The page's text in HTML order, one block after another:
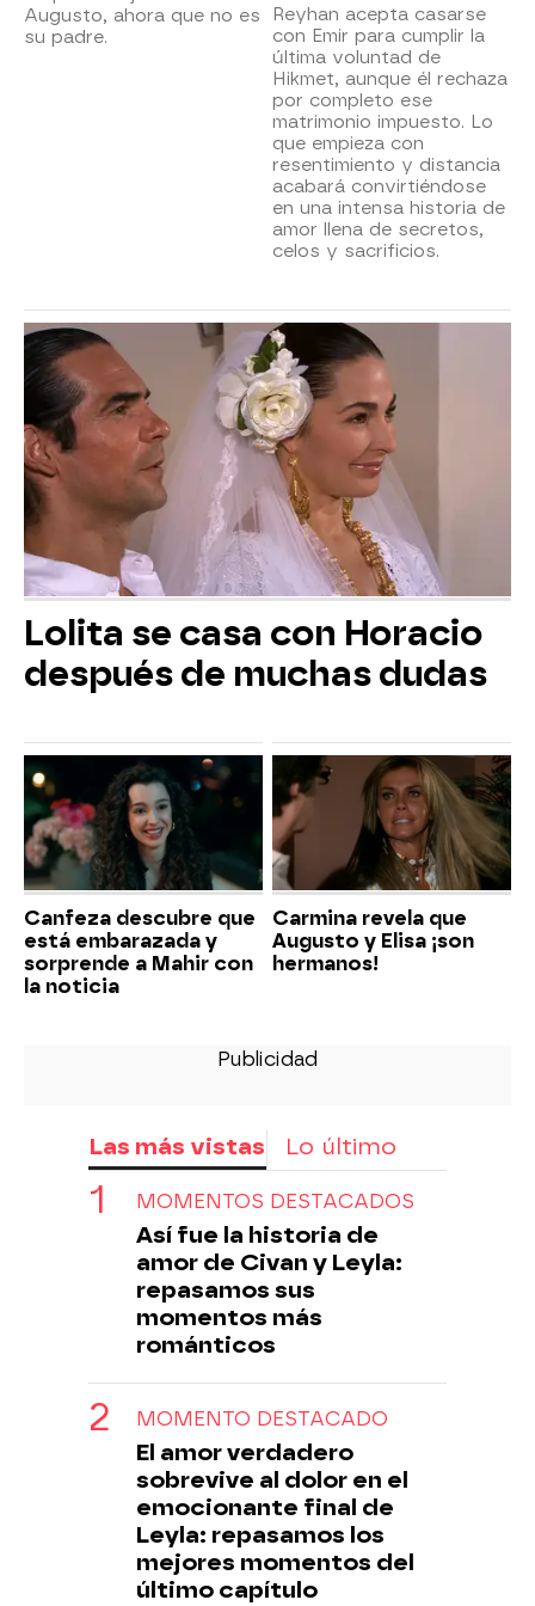
Augusto, ahora que no es
su padre.
Reyhan acepta casarse
con Emir para cumplir la
última voluntad de
Hikmet, aunque él rechaza
por completo ese
matrimonio impuesto. Lo
que empieza con
resentimiento y distancia
acabará convirtiéndose
en una intensa historia de
amor llena de secretos,
celos y sacrificios.
Lolita se casa con Horacio
después de muchas dudas
Canfeza descubre que
está embarazada y
sorprende a Mahir con
la noticia
Carmina revela que
Augusto y Elisa ¡son
hermanos!
Las más vistas Lo último
MOMENTOS DESTACADOS
Así fue la historia de
amor de Civan y Leyla:
repasamos sus
momentos más
románticos
MOMENTO DESTACADO
El amor verdadero
sobrevive al dolor en el
emocionante final de
Leyla: repasamos los
mejores momentos del
último capítulo